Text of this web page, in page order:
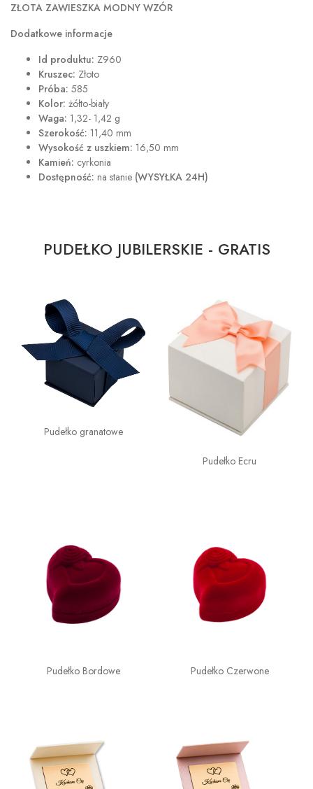
ZŁOTA ZAWIESZKA MODNY WZÓR
Dodatkowe informacje
Id produktu: Z960
Kruszec: Złoto
Próba: 585
Kolor: żółto-biały
Waga: 1,32- 1,42 g
Szerokość: 11,40 mm
Wysokość z uszkiem: 16,50 mm
Kamień: cyrkonia
Dostępność: na stanie (WYSYŁKA 24H)
PUDEŁKO JUBILERSKIE - GRATIS
Pudełko granatowe
Pudełko Ecru
Pudełko Bordowe Pudełko Czerwone